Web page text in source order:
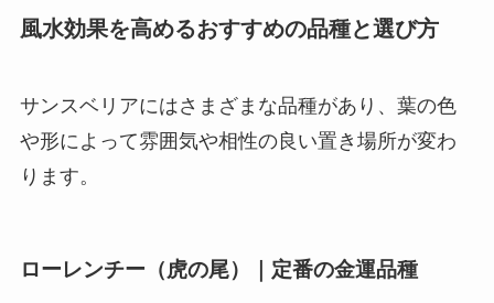
風水効果を高めるおすすめの品種と選び方
サンスベリアにはさまざまな品種があり、葉の色
や形によって雰囲気や相性の良い置き場所が変わ
ります。
ローレンチー（虎の尾）｜定番の金運品種